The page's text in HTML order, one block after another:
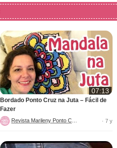
07:13
Bordado Ponto Cruz na Juta – Fácil de
Fazer
· 7 y